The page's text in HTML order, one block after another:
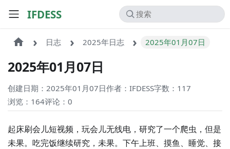
IFDESS
日志 2025年日志 2025年01月07日
2025年01月07日
创建日期：2025年01月07日作者：IFDESS字数：117
浏览：164评论：0
起床刷会儿短视频，玩会儿无线电，研究了一个爬虫，但是
未果。吃完饭继续研究，未果。下午上班、摸鱼、睡觉、接